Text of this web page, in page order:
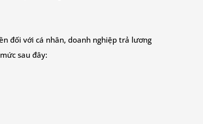
đối với cá nhân, doanh nghiệp trả lương
sau đây: